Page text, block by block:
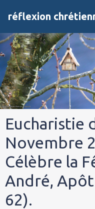
réflexion
Eucharistie
Novembre
Célèbre la
André,
62).